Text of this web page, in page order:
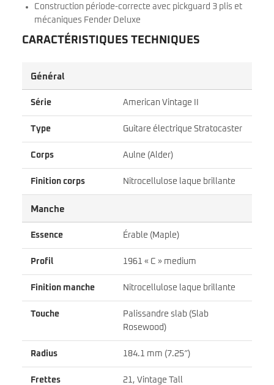
Construction période-correcte avec pickguard 3 plis et
mécaniques Fender Deluxe
CARACTÉRISTIQUES TECHNIQUES
Général
Série American Vintage II
Type Guitare électrique Stratocaster
Corps Aulne (Alder)
Finition corps Nitrocellulose laque brillante
Manche
Essence Érable (Maple)
Profil 1961 « C » medium
Finition manche Nitrocellulose laque brillante
Touche
Palissandre slab (Slab
Rosewood)
Radius 184.1 mm (7.25″)
Frettes 21, Vintage Tall